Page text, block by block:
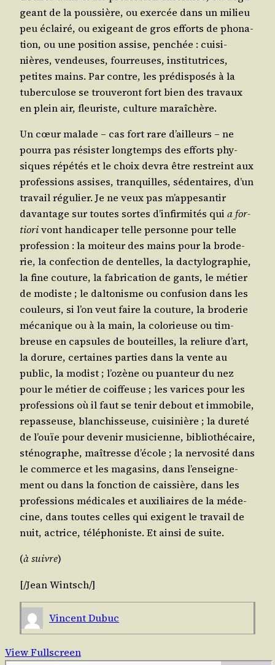
geant de la pous­sière, ou exer­cée dans un milieu
peu éclai­ré, ou exi­geant de gros efforts de pho­na­
tion, ou une posi­tion assise, pen­chée : cui­si­
nières, ven­deuses, four­reuses, ins­ti­tu­trices,
petites mains. Par contre, les pré­dis­po­sés à la
tuber­cu­lose se trou­ve­ront fort bien des tra­vaux
en plein air, fleu­riste, culture maraîchère.
Un cœur malade – cas fort rare d’ailleurs – ne
pour­ra pas résis­ter long­temps des efforts phy­
siques répé­tés et le choix devra être res­treint aux
pro­fes­sions assises, tran­quilles, séden­taires, d’un
tra­vail régu­lier. Je ne veux pas m’ap­pe­san­tir
davan­tage sur toutes sortes d’in­fir­mi­tés qui a for­
tio­rivont han­di­ca­per telle per­sonne pour telle
pro­fes­sion : la moi­teur des mains pour la bro­de­
rie, la confec­tion de den­telles, la dac­ty­lo­gra­phie,
la fine cou­ture, la fabri­ca­tion de gants, le métier
de modiste ; le dal­to­nisme ou confu­sion dans les
cou­leurs, si l’on veut faire la cou­ture, la bro­de­rie
méca­nique ou à la main, la colo­rieuse ou tim­
breuse en cap­sules de bou­teilles, la reliure d’art,
la dorure, cer­taines par­ties dans la vente au
public, la modist ; l’o­zène ou puan­teur du nez
pour le métier de coif­feuse ; les varices pour les
pro­fes­sions où il faut se tenir debout et immo­bile,
repas­seuse, blan­chis­seuse, cui­si­nière ; la dure­té
de l’ouïe pour deve­nir musi­cienne, biblio­thé­caire,
sté­no­graphe, maî­tresse d’é­cole ; la ner­vo­si­té dans
le com­merce et les maga­sins, dans l’en­sei­gne­
ment ou dans la fonc­tion de cais­sière, dans les
pro­fes­sions médi­cales et auxi­liaires de la méde­
cine, dans toutes celles qui exigent le tra­vail de
nuit, actrice, télé­pho­niste. Et ain­si de suite.
(à suivre)
[/​Jean Wintsch/​]
Vincent Dubuc
View Fullscreen